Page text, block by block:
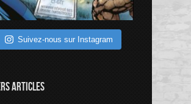
Suivez-nous sur Instagram
ARTICLES